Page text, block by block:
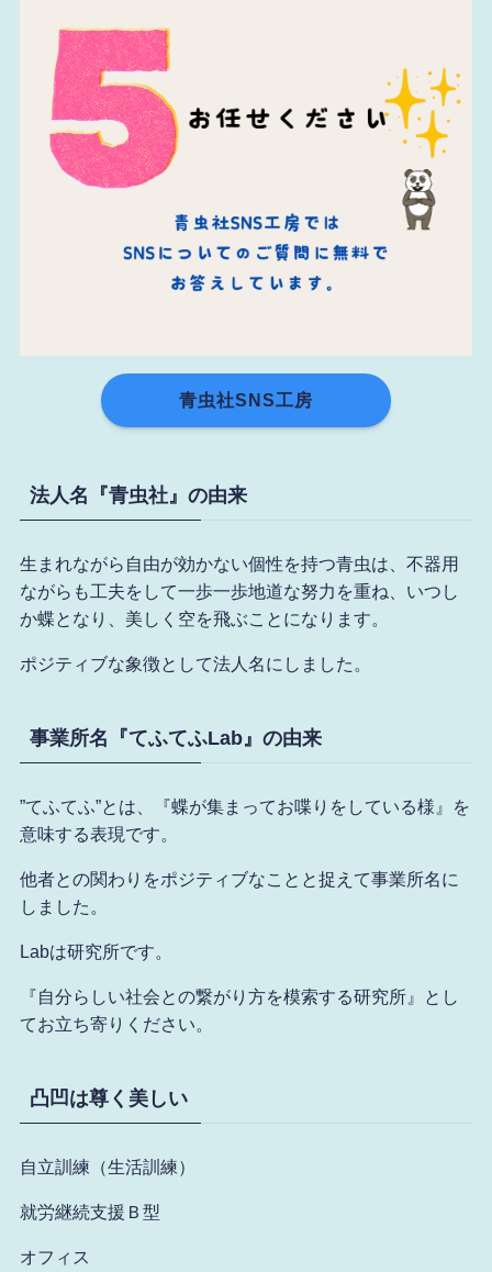
青虫社SNS工房
法人名『青虫社』の由来
生まれながら自由が効かない個性を持つ青虫は、不器用
ながらも工夫をして一歩一歩地道な努力を重ね、いつし
か蝶となり、美しく空を飛ぶことになります。
ポジティブな象徴として法人名にしました。
事業所名『てふてふLab』の由来
”てふてふ”とは、『蝶が集まってお喋りをしている様』を
意味する表現です。
他者との関わりをポジティブなことと捉えて事業所名に
しました。
Labは研究所です。
『自分らしい社会との繋がり方を模索する研究所』とし
てお立ち寄りください。
凸凹は尊く美しい
自立訓練（生活訓練）
就労継続支援Ｂ型
オフィス